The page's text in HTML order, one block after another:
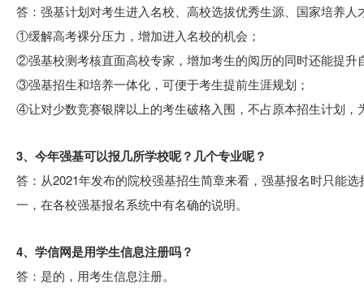
答：强基计划对考生进入名校、高校选拔优秀生源、国家培养人
①缓解高考裸分压力，增加进入名校的机会；
②强基校测考核直面高校专家，增加考生的阅历的同时还能提升
③强基招生和培养一体化，可便于考生提前生涯规划；
④让对少数竞赛银牌以上的考生破格入围，不占原本招生计划，
3、今年强基可以报几所学校呢？几个专业呢？
答：从2021年发布的院校强基招生简章来看，强基报名时只能
一，在各校强基报名系统中有名确的说明。
4、学信网是用学生信息注册吗？
答：是的，用考生信息注册。